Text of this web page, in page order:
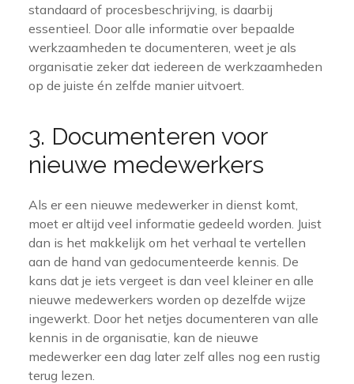
standaard of procesbeschrijving, is daarbij
essentieel. Door alle informatie over bepaalde
werkzaamheden te documenteren, weet je als
organisatie zeker dat iedereen de werkzaamheden
op de juiste én zelfde manier uitvoert.
3. Documenteren voor
nieuwe medewerkers
Als er een nieuwe medewerker in dienst komt,
moet er altijd veel informatie gedeeld worden. Juist
dan is het makkelijk om het verhaal te vertellen
aan de hand van gedocumenteerde kennis. De
kans dat je iets vergeet is dan veel kleiner en alle
nieuwe medewerkers worden op dezelfde wijze
ingewerkt. Door het netjes documenteren van alle
kennis in de organisatie, kan de nieuwe
medewerker een dag later zelf alles nog een rustig
terug lezen.